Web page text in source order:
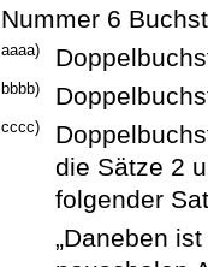
Nummer 6
aaaa)
bbbb)
cccc)
die Sätze 2
folgender
„Daneben